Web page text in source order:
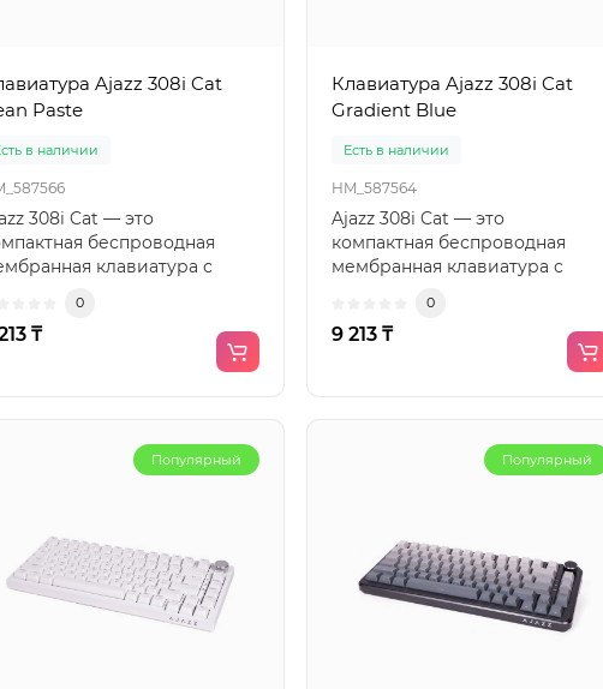
Ajazz 308i Cat
Paste
в наличии
308i Cat — это
беспроводная
клавиатура с
0
₸
Клавиатура Ajazz 308i Cat
Gradient Blue
Есть в наличии
HM_587564
Ajazz 308i Cat — это
компактная беспроводная
мембранная клавиатура с
0
9 213 ₸
Популярный Популярный